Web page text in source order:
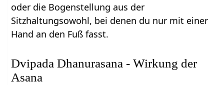
oder die Bogenstellung aus der
Sitzhaltungsowohl, bei denen du nur mit einer
Hand an den Fuß fasst.
Dvipada Dhanurasana - Wirkung der
Asana